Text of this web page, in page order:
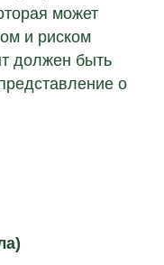
может
и риском
должен быть
о